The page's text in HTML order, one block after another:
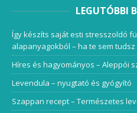
LEGUTÓBBI
Így készíts saját esti stresszoldó
alapanyagokból – ha te sem
Híres és hagyományos – Aleppói
Levendula – nyugtató és gyógyító
Szappan recept – Természetes